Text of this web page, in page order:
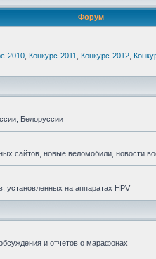
Форум
2010 Конкурс-2011 Конкурс-2012
Белоруссии
сайтов, новые веломобили, новости
установленных на аппаратах HPV
и отчетов о марафонах